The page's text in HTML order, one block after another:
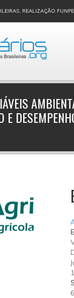
REALIZAÇÃO
E